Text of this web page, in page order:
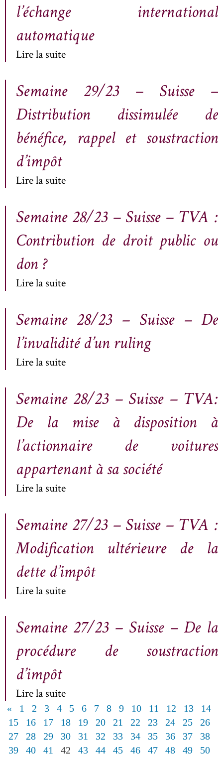
l’échange international
automatique
Lire la suite
Semaine 29/23 – Suisse –
Distribution dissimulée de
bénéfice, rappel et soustraction
d’impôt
Lire la suite
Semaine 28/23 – Suisse – TVA :
Contribution de droit public ou
don ?
Lire la suite
Semaine 28/23 – Suisse – De
l’invalidité d’un ruling
Lire la suite
Semaine 28/23 – Suisse – TVA:
De la mise à disposition à
l’actionnaire de voitures
appartenant à sa société
Lire la suite
Semaine 27/23 – Suisse – TVA :
Modification ultérieure de la
dette d’impôt
Lire la suite
Semaine 27/23 – Suisse – De la
procédure de soustraction
d’impôt
Lire la suite
« 1 2 3 4 5 6 7 8 9 10 11 12 13
14
15
16 17 18 19 20 21 22 23 24 25
26
27
28 29 30 31 32 33 34 35 36 37
38
39
40 41 42 43 44 45 46 47 48 49
50